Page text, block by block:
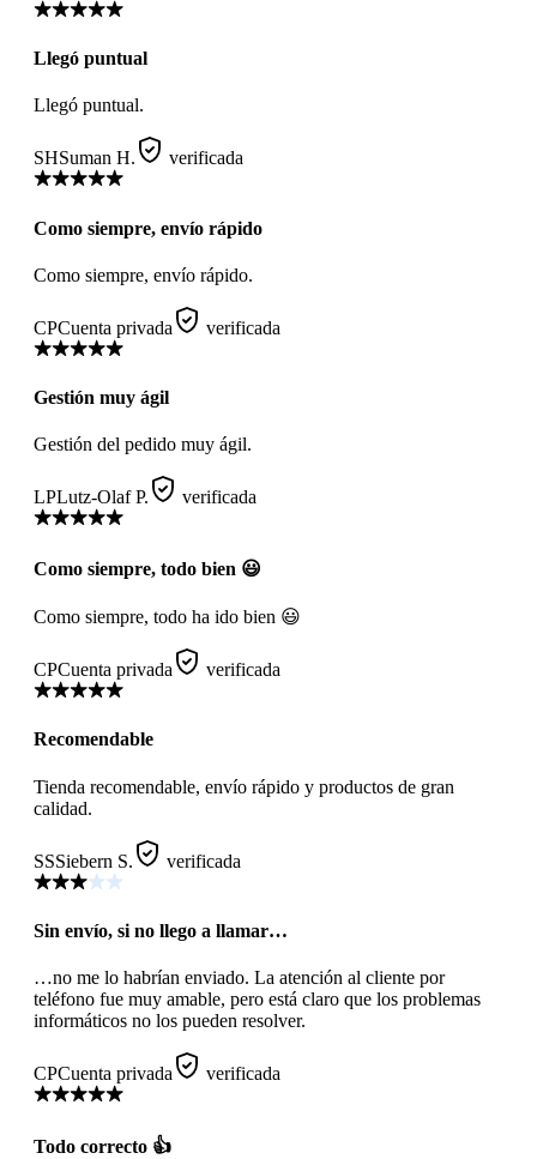
Llegó puntual
Llegó puntual.
SHSuman H. verificada
Como siempre, envío rápido
Como siempre, envío rápido.
CPCuenta privada verificada
Gestión muy ágil
Gestión del pedido muy ágil.
LPLutz-Olaf P. verificada
Como siempre, todo bien 😃
Como siempre, todo ha ido bien 😃
CPCuenta privada verificada
Recomendable
Tienda recomendable, envío rápido y productos de gran
calidad.
SSSiebern S. verificada
Sin envío, si no llego a llamar…
…no me lo habrían enviado. La atención al cliente por
teléfono fue muy amable, pero está claro que los problemas
informáticos no los pueden resolver.
CPCuenta privada verificada
Todo correcto 👍